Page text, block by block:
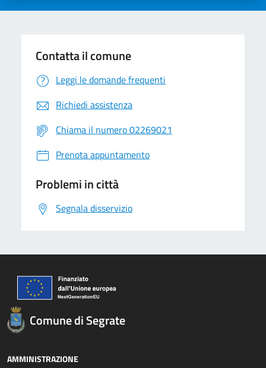
Contatta il comune
Leggi le domande frequenti
Richiedi assistenza
Chiama il numero 02269021
Prenota appuntamento
Problemi in città
Segnala disservizio
Comune di Segrate
AMMINISTRAZIONE